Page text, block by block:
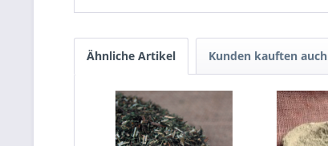
Ähnliche Artikel Kunden kauften auch